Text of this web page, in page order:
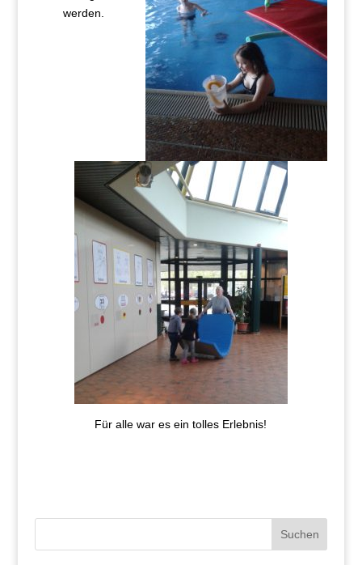
werden.
Für alle war es ein tolles Erlebnis!